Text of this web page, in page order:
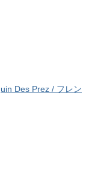
Des Prez / フレン